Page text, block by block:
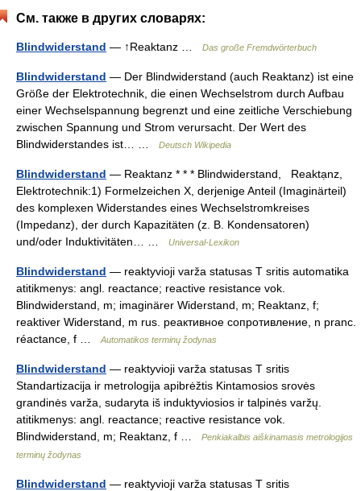
См. также в других словарях:
Blindwiderstand — ↑Reaktanz … Das große Fremdwörterbuch
Blindwiderstand — Der Blindwiderstand (auch Reaktanz) ist eine
Größe der Elektrotechnik, die einen Wechselstrom durch Aufbau
einer Wechselspannung begrenzt und eine zeitliche Verschiebung
zwischen Spannung und Strom verursacht. Der Wert des
Blindwiderstandes ist… …
Deutsch Wikipedia
Blindwiderstand — Reaktanz * * * Blindwiderstand, Reaktạnz,
Elektrotechnik:1) Formelzeichen X, derjenige Anteil (Imaginärteil)
des komplexen Widerstandes eines Wechselstromkreises
(Impedanz), der durch Kapazitäten (z. B. Kondensatoren)
und/oder Induktivitäten… …
Universal-Lexikon
Blindwiderstand — reaktyvioji varža statusas T sritis automatika
atitikmenys: angl. reactance; reactive resistance vok.
Blindwiderstand, m; imaginärer Widerstand, m; Reaktanz, f;
reaktiver Widerstand, m rus. реактивное сопротивление, n pranc.
réactance, f …
Automatikos terminų žodynas
Blindwiderstand — reaktyvioji varža statusas T sritis
Standartizacija ir metrologija apibrėžtis Kintamosios srovės
grandinės varža, sudaryta iš induktyviosios ir talpinės varžų.
atitikmenys: angl. reactance; reactive resistance vok.
Blindwiderstand, m; Reaktanz, f …
Penkiakalbis aiškinamasis metrologijos
terminų žodynas
Blindwiderstand — reaktyvioji varža statusas T sritis